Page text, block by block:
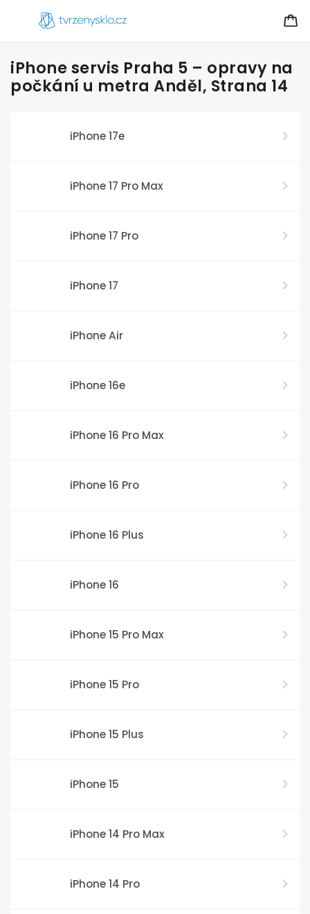
iPhone servis Praha 5 – opravy na
počkání u metra Anděl, Strana 14
iPhone 17e
iPhone 17 Pro Max
iPhone 17 Pro
iPhone 17
iPhone Air
iPhone 16e
iPhone 16 Pro Max
iPhone 16 Pro
iPhone 16 Plus
iPhone 16
iPhone 15 Pro Max
iPhone 15 Pro
iPhone 15 Plus
iPhone 15
iPhone 14 Pro Max
iPhone 14 Pro